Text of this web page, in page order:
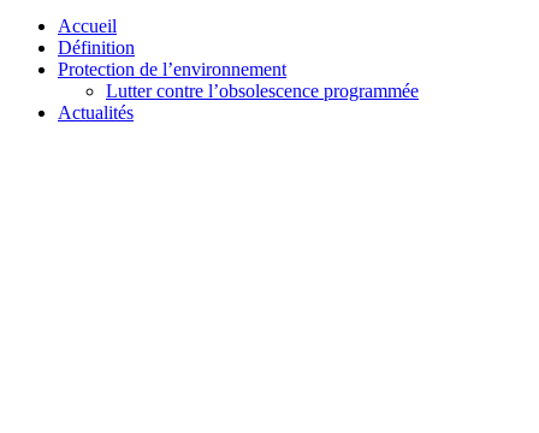
Accueil
Définition
Protection de l’environnement
Lutter contre l’obsolescence programmée
Actualités